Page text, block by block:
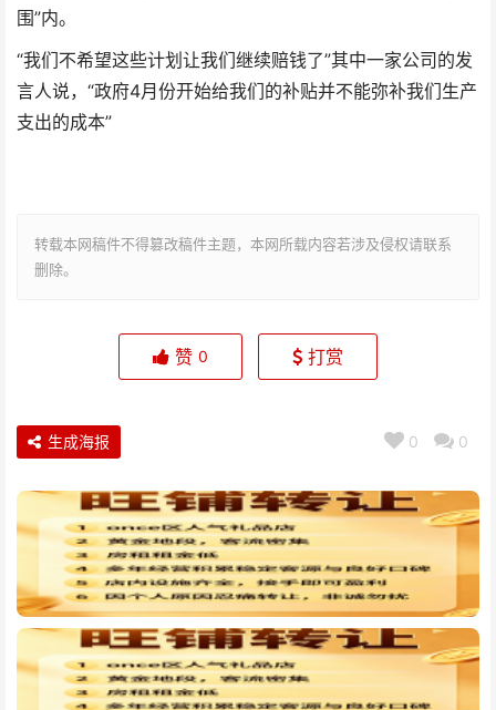
围”内。
“我们不希望这些计划让我们继续赔钱了”其中一家公司的发
言人说，“政府4月份开始给我们的补贴并不能弥补我们生产
支出的成本”
转载本网稿件不得篡改稿件主题，本网所载内容若涉及侵权请联系
删除。
赞 0 打赏
0 0
生成海报